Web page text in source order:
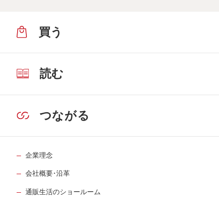
買う
読む
つながる
企業理念
会社概要･沿革
通販生活のショールーム